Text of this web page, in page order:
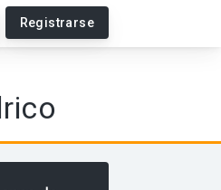
Registrarse